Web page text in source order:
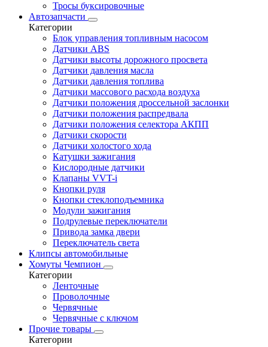
Тросы буксировочные
Автозапчасти
Категории
Блок управления топливным насосом
Датчики ABS
Датчики высоты дорожного просвета
Датчики давления масла
Датчики давления топлива
Датчики массового расхода воздуха
Датчики положения дроссельной заслонки
Датчики положения распредвала
Датчики положения селектора АКПП
Датчики скорости
Датчики холостого хода
Катушки зажигания
Кислородные датчики
Клапаны VVT-i
Кнопки руля
Кнопки стеклоподъемника
Модули зажигания
Подрулевые переключатели
Привода замка двери
Переключатель света
Клипсы автомобильные
Хомуты Чемпион
Категории
Ленточные
Проволочные
Червячные
Червячные с ключом
Прочие товары
Категории